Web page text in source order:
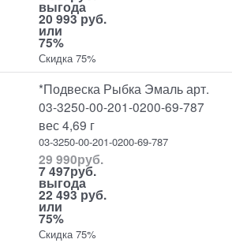
выгода
20 993 руб.
или
75%
Скидка 75%
*Подвеска Рыбка Эмаль арт.
03-3250-00-201-0200-69-787
вес 4,69 г
03-3250-00-201-0200-69-787
29 990руб.
7 497руб.
выгода
22 493 руб.
или
75%
Скидка 75%